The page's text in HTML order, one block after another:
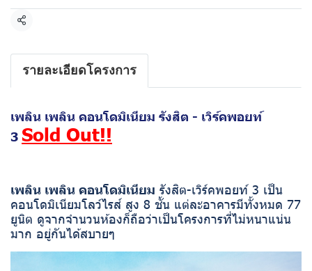
แชร์
รายละเอียดโครงการ
เพลิน เพลิน คอนโดมิเนียม รังสิต - เวิร์คพอยท์
3 Sold Out!!
เพลิน เพลิน คอนโดมิเนียม รังสิต-เวิร์คพอยท์ 3 เป็น
คอนโดมิเนียมโลว์ไรส์ สูง 8 ชั้น แต่ละอาคารมีทั้งหมด 77
ยูนิต ดูจากจำนวนห้องก็ถือว่าเป็นโครงการที่ไม่หนาแน่น
มาก อยู่กันได้สบายๆ